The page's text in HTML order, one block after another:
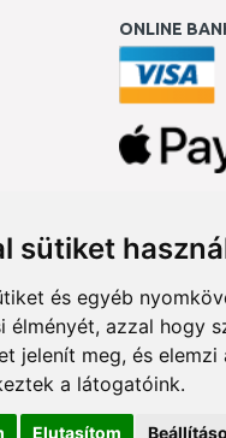
sütiket
és egyéb
élményét, azzal hogy
jelenít meg, és
a látogatóink.
Elutasítom
ONLINE